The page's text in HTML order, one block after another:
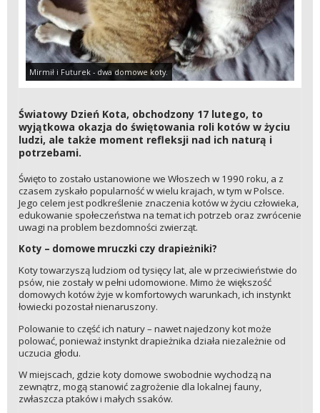
Mirmił i Futurek - dwa domowe koty.
Światowy Dzień Kota, obchodzony 17 lutego, to
wyjątkowa okazja do świętowania roli kotów w życiu
ludzi, ale także moment refleksji nad ich naturą i
potrzebami.
Święto to zostało ustanowione we Włoszech w 1990 roku, a z
czasem zyskało popularność w wielu krajach, w tym w Polsce.
Jego celem jest podkreślenie znaczenia kotów w życiu człowieka,
edukowanie społeczeństwa na temat ich potrzeb oraz zwrócenie
uwagi na problem bezdomności zwierząt.
Koty – domowe mruczki czy drapieżniki?
Koty towarzyszą ludziom od tysięcy lat, ale w przeciwieństwie do
psów, nie zostały w pełni udomowione. Mimo że większość
domowych kotów żyje w komfortowych warunkach, ich instynkt
łowiecki pozostał nienaruszony.
Polowanie to część ich natury – nawet najedzony kot może
polować, ponieważ instynkt drapieżnika działa niezależnie od
uczucia głodu.
W miejscach, gdzie koty domowe swobodnie wychodzą na
zewnątrz, mogą stanowić zagrożenie dla lokalnej fauny,
zwłaszcza ptaków i małych ssaków.